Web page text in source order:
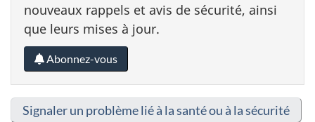
nouveaux rappels et avis de sécurité, ainsi
que leurs mises à jour.
Abonnez-vous
Signaler un problème lié à la santé ou à la sécurité